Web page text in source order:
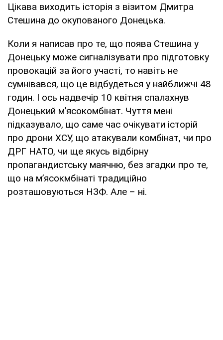
Цікава виходить історія з візитом Дмитра
Стешина до окупованого Донецька.
Коли я написав про те, що поява Стешина у
Донецьку може сигналізувати про підготовку
провокацій за його участі, то навіть не
сумнівався, що це відбудеться у найближчі 48
годин. І ось надвечір 10 квітня спалахнув
Донецький м’ясокомбінат. Чуття мені
підказувало, що саме час очікувати історій
про дрони ХСУ, що атакували комбінат, чи про
ДРГ НАТО, чи ще якусь відбірну
пропагандистську маячню, без згадки про те,
що на м’ясокмбінаті традиційно
розташовуються НЗФ. Але – ні.